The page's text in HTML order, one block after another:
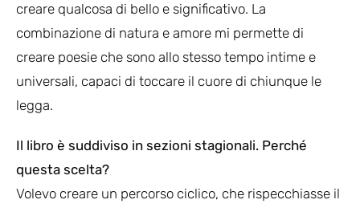
creare qualcosa di bello e significativo. La
combinazione di natura e amore mi permette di
creare poesie che sono allo stesso tempo intime e
universali, capaci di toccare il cuore di chiunque le
legga.
Il libro è suddiviso in sezioni stagionali. Perché
questa scelta?
Volevo creare un percorso ciclico, che rispecchiasse il